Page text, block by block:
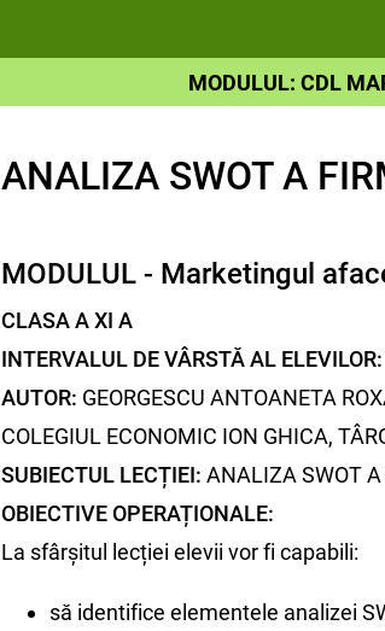
MODULUL: CDL
ANALIZA SWOT A
MODULUL - Marketingul
CLASA A XI A
INTERVALUL DE VÂRSTĂ AL ELEVILOR:
AUTOR: GEORGESCU ANTOANETA
COLEGIUL ECONOMIC ION GHICA,
SUBIECTUL LECȚIEI: ANALIZA SWOT A
OBIECTIVE OPERAȚIONALE:
La sfârșitul lecției elevii vor fi capabili:
să identifice elementele analizei